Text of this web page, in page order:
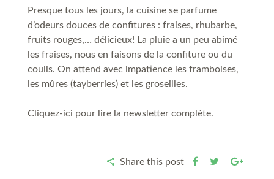
Presque tous les jours, la cuisine se parfume
d’odeurs douces de confitures : fraises, rhubarbe,
fruits rouges,… délicieux! La pluie a un peu abimé
les fraises, nous en faisons de la confiture ou du
coulis. On attend avec impatience les framboises,
les mûres (tayberries) et les groseilles.
Cliquez-ici pour lire la newsletter complète.
Share this post